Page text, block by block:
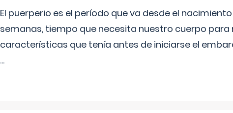
El puerperio es el período que va desde el
semanas, tiempo que necesita nuestro cuerpo
características que tenía antes de iniciarse el
...